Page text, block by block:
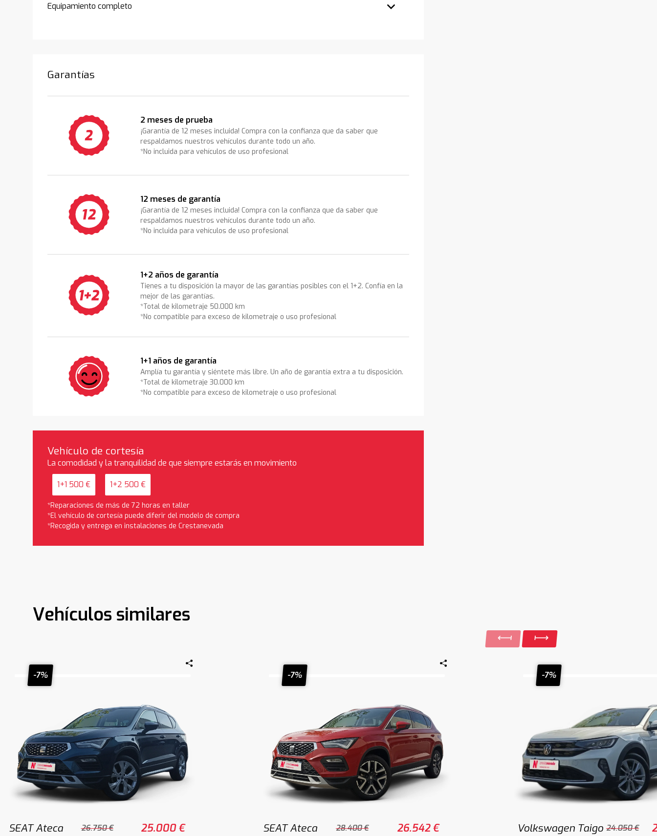
Equipamiento completo
Garantías
2 meses de prueba
¡Garantía de 12 meses incluida! Compra con la confianza que da saber que
respaldamos nuestros vehículos durante todo un año.
*No incluida para vehículos de uso profesional
12 meses de garantía
¡Garantía de 12 meses incluida! Compra con la confianza que da saber que
respaldamos nuestros vehículos durante todo un año.
*No incluida para vehículos de uso profesional
1+2 años de garantía
Tienes a tu disposición la mayor de las garantías posibles con el 1+2. Confía en la
mejor de las garantías.
*Total de kilometraje 50.000 km
*No compatible para exceso de kilometraje o uso profesional
1+1 años de garantía
Amplía tu garantía y siéntete más libre. Un año de garantía extra a tu disposición.
*Total de kilometraje 30.000 km
*No compatible para exceso de kilometraje o uso profesional
Vehículo de cortesía
La comodidad y la tranquilidad de que siempre estarás en movimiento
1+1 500 € 1+2 500 €
*Reparaciones de más de 72 horas en taller
*El vehículo de cortesía puede diferir del modelo de compra
*Recogida y entrega en instalaciones de Crestanevada
Vehículos similares
-7%
SEAT Ateca 26.750 € 25.000 €
-7%
SEAT Ateca 28.400 € 26.542 €
-7%
Volkswagen Taigo 24.050 €